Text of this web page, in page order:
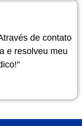
de contato
e resolveu meu